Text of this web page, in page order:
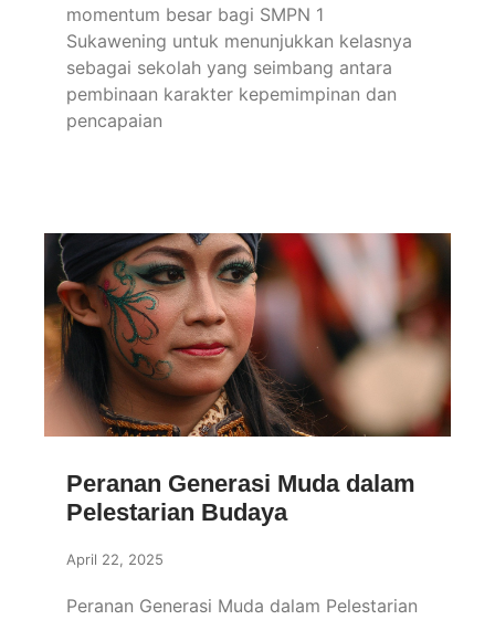
momentum besar bagi SMPN 1
Sukawening untuk menunjukkan kelasnya
sebagai sekolah yang seimbang antara
pembinaan karakter kepemimpinan dan
pencapaian
Peranan Generasi Muda dalam
Pelestarian Budaya
April 22, 2025
Peranan Generasi Muda dalam Pelestarian